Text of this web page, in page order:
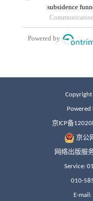
Powered
京ICP备
京公
网络出版服
Service:
010-
E-